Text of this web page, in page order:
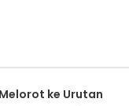
ke Urutan